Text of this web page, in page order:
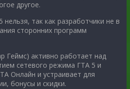
другое.
так как разработчики не в
сторонних программ
Геймс) активно работает над
сетевого режима ГТА 5 и
Онлайн и устраивает для
бонусы и скидки.